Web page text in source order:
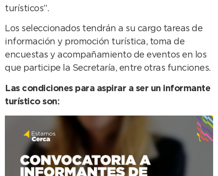
turísticos”.
Los seleccionados tendrán a su cargo tareas de
información y promoción turística, toma de
encuestas y acompañamiento de eventos en los
que participe la Secretaría, entre otras funciones.
Las condiciones para aspirar a ser un informante
turístico son: